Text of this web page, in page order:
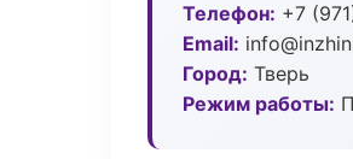
Телефон: +7
Email:
Город: Тверь
Режим работы: